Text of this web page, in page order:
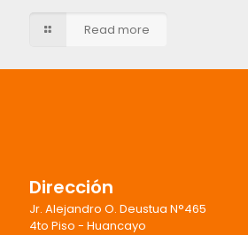
Read more
Dirección
Jr. Alejandro O. Deustua N°465
4to Piso - Huancayo